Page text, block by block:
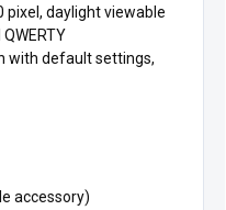
pixel, daylight viewable
with default settings,
accessory)